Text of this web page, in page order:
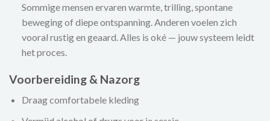
Sommige mensen ervaren warmte, trilling, spontane
beweging of diepe ontspanning. Anderen voelen zich
vooral rustig en geaard. Alles is oké — jouw systeem leidt
het proces.
Voorbereiding & Nazorg
Draag comfortabele kleding